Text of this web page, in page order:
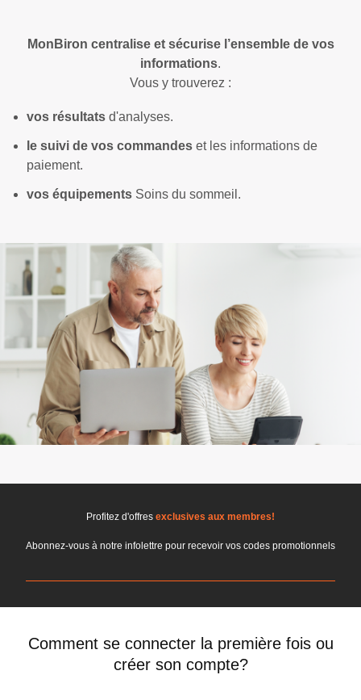
MonBiron centralise et sécurise l’ensemble de vos
informations.
Vous y trouverez :
vos résultats d'analyses.
le suivi de vos commandes et les informations de
paiement.
vos équipements Soins du sommeil.
Profitez d'offres exclusives aux membres!
Abonnez-vous à notre infolettre pour recevoir vos codes promotionnels
Comment se connecter la première fois ou
créer son compte?